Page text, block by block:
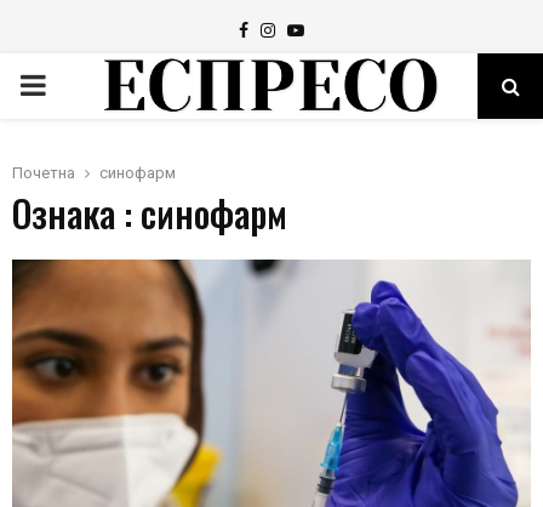
Facebook
Instagram
Youtube
PRIMARY
Почетна синофарм
Ознака : синофарм